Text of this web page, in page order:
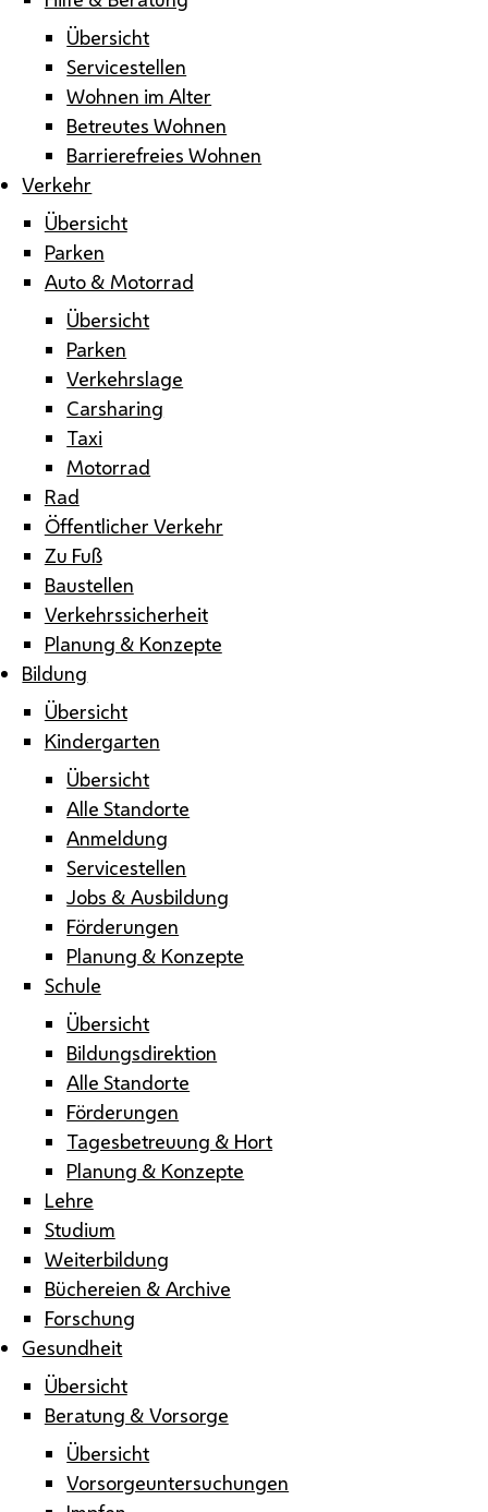
Übersicht
Servicestellen
Wohnen im Alter
Betreutes Wohnen
Barrierefreies Wohnen
Verkehr
Übersicht
Parken
Auto & Motorrad
Übersicht
Parken
Verkehrslage
Carsharing
Taxi
Motorrad
Rad
Öffentlicher Verkehr
Zu Fuß
Baustellen
Verkehrssicherheit
Planung & Konzepte
Bildung
Übersicht
Kindergarten
Übersicht
Alle Standorte
Anmeldung
Servicestellen
Jobs & Ausbildung
Förderungen
Planung & Konzepte
Schule
Übersicht
Bildungsdirektion
Alle Standorte
Förderungen
Tagesbetreuung & Hort
Planung & Konzepte
Lehre
Studium
Weiterbildung
Büchereien & Archive
Forschung
Gesundheit
Übersicht
Beratung & Vorsorge
Übersicht
Vorsorgeuntersuchungen